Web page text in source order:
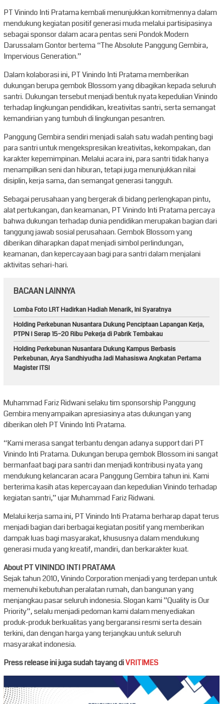
PT Vinindo Inti Pratama kembali menunjukkan komitmennya dalam
mendukung kegiatan positif generasi muda melalui partisipasinya
sebagai sponsor dalam acara pentas seni Pondok Modern
Darussalam Gontor bertema “The Absolute Panggung Gembira,
Impervious Generation.”
Dalam kolaborasi ini, PT Vinindo Inti Pratama memberikan
dukungan berupa gembok Blossom yang dibagikan kepada seluruh
santri. Dukungan tersebut menjadi bentuk nyata kepedulian Vinindo
terhadap lingkungan pendidikan, kreativitas santri, serta semangat
kemandirian yang tumbuh di lingkungan pesantren.
Panggung Gembira sendiri menjadi salah satu wadah penting bagi
para santri untuk mengekspresikan kreativitas, kekompakan, dan
karakter kepemimpinan. Melalui acara ini, para santri tidak hanya
menampilkan seni dan hiburan, tetapi juga menunjukkan nilai
disiplin, kerja sama, dan semangat generasi tangguh.
Sebagai perusahaan yang bergerak di bidang perlengkapan pintu,
alat pertukangan, dan keamanan, PT Vinindo Inti Pratama percaya
bahwa dukungan terhadap dunia pendidikan merupakan bagian dari
tanggung jawab sosial perusahaan. Gembok Blossom yang
diberikan diharapkan dapat menjadi simbol perlindungan,
keamanan, dan kepercayaan bagi para santri dalam menjalani
aktivitas sehari-hari.
BACAAN LAINNYA
Lomba Foto LRT Hadirkan Hadiah Menarik, Ini Syaratnya
Holding Perkebunan Nusantara Dukung Penciptaan Lapangan Kerja,
PTPN I Serap 15–20 Ribu Pekerja di Pabrik Tembakau
Holding Perkebunan Nusantara Dukung Kampus Berbasis
Perkebunan, Arya Sandhiyudha Jadi Mahasiswa Angkatan Pertama
Magister ITSI
Muhammad Fariz Ridwani selaku tim sponsorship Panggung
Gembira menyampaikan apresiasinya atas dukungan yang
diberikan oleh PT Vinindo Inti Pratama.
“Kami merasa sangat terbantu dengan adanya support dari PT
Vinindo Inti Pratama. Dukungan berupa gembok Blossom ini sangat
bermanfaat bagi para santri dan menjadi kontribusi nyata yang
mendukung kelancaran acara Panggung Gembira tahun ini. Kami
berterima kasih atas kepercayaan dan kepedulian Vinindo terhadap
kegiatan santri,” ujar Muhammad Fariz Ridwani.
Melalui kerja sama ini, PT Vinindo Inti Pratama berharap dapat terus
menjadi bagian dari berbagai kegiatan positif yang memberikan
dampak luas bagi masyarakat, khususnya dalam mendukung
generasi muda yang kreatif, mandiri, dan berkarakter kuat.
About PT VININDO INTI PRATAMA
Sejak tahun 2010, Vinindo Corporation menjadi yang terdepan untuk
memenuhi kebutuhan peralatan rumah, dan bangunan yang
menjangkau pasar seluruh indonesia. Slogan kami ”Quality is Our
Priority”, selalu menjadi pedoman kami dalam menyediakan
produk-produk berkualitas yang bergaransi resmi serta desain
terkini, dan dengan harga yang terjangkau untuk seluruh
masyarakat indonesia.
Press release ini juga sudah tayang diVRITIMES